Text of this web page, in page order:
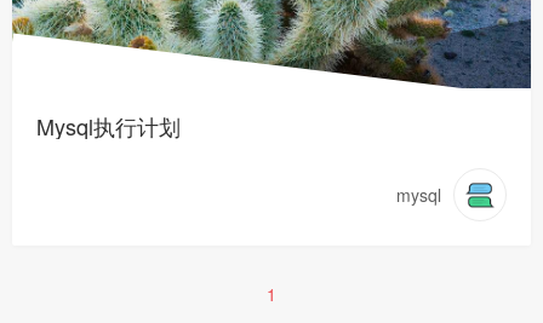
Mysql执行计划
mysql
1